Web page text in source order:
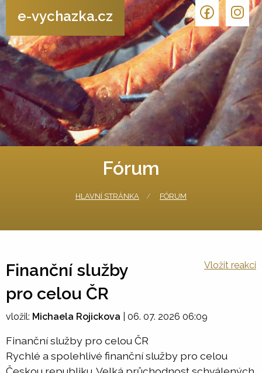
e-vychazka.cz
Fórum
HLAVNÍ STRÁNKA FÓRUM
Finanční služby
pro celou ČR
Vložit reakci
vložil: Michaela Rojickova 06. 07. 2026 06:09
Finanční služby pro celou ČR
Rychlé a spolehlivé finanční služby pro celou